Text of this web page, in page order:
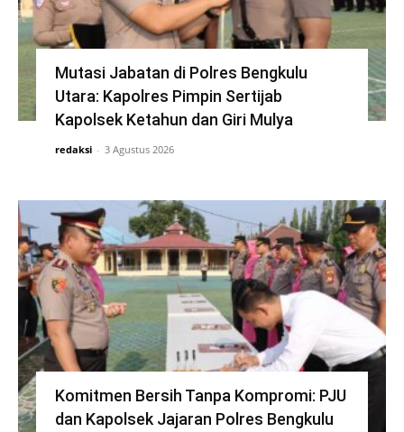
Mutasi Jabatan di Polres Bengkulu
Utara: Kapolres Pimpin Sertijab
Kapolsek Ketahun dan Giri Mulya
redaksi - 3 Agustus 2026
Komitmen Bersih Tanpa Kompromi: PJU
dan Kapolsek Jajaran Polres Bengkulu